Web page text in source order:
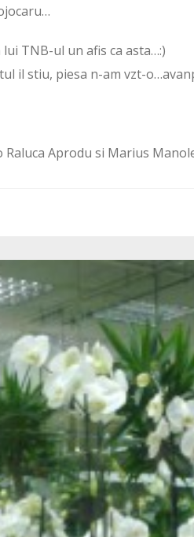
TNB-ul un afis ca asta…:)
il stiu, piesa n-am vzt-
Aprodu si Marius